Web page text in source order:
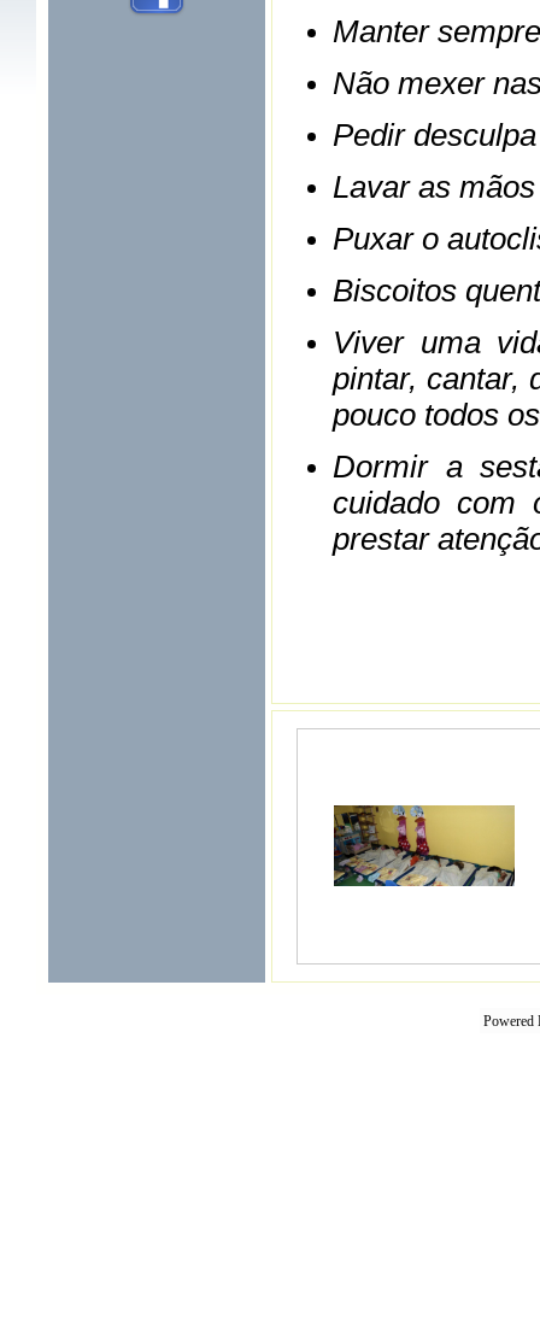
Manter
Não mexer
Pedir
Lavar as
Puxar o
Biscoitos
Viver uma
pintar, cantar,
pouco todos
Dormir a
cuidado com
prestar
Powered